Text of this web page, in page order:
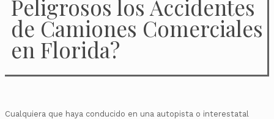
Peligrosos los Accidentes
de Camiones Comerciales
en Florida?
Cualquiera que haya conducido en una autopista o interestatal